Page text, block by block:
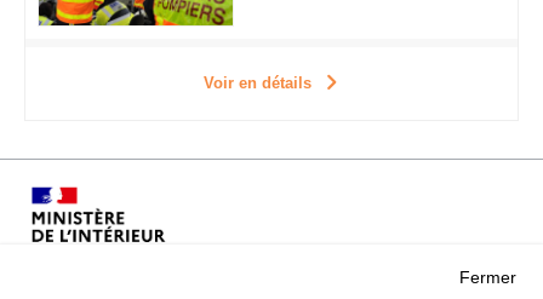
Voir en détails
Fermer